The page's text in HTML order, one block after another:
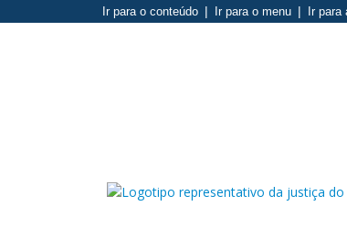
Ir para o conteúdo Ir para o menu Ir para